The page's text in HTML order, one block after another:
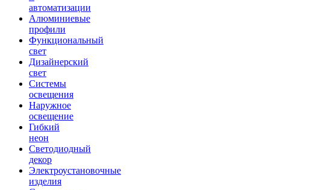
автоматизации
Алюминиевые
профили
Функциональный
свет
Дизайнерский
свет
Системы
освещения
Наружное
освещение
Гибкий
неон
Светодиодный
декор
Электроустановочные
изделия